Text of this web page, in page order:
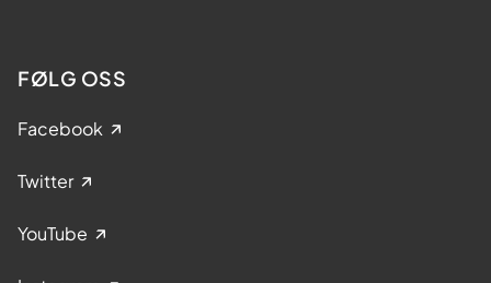
FØLG OSS
Facebook
Twitter
YouTube